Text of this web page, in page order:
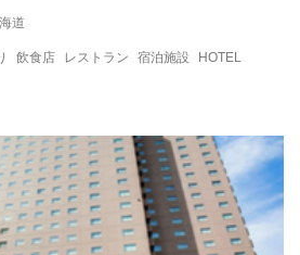
道
飲食店 レストラン 宿泊施設 HOTEL